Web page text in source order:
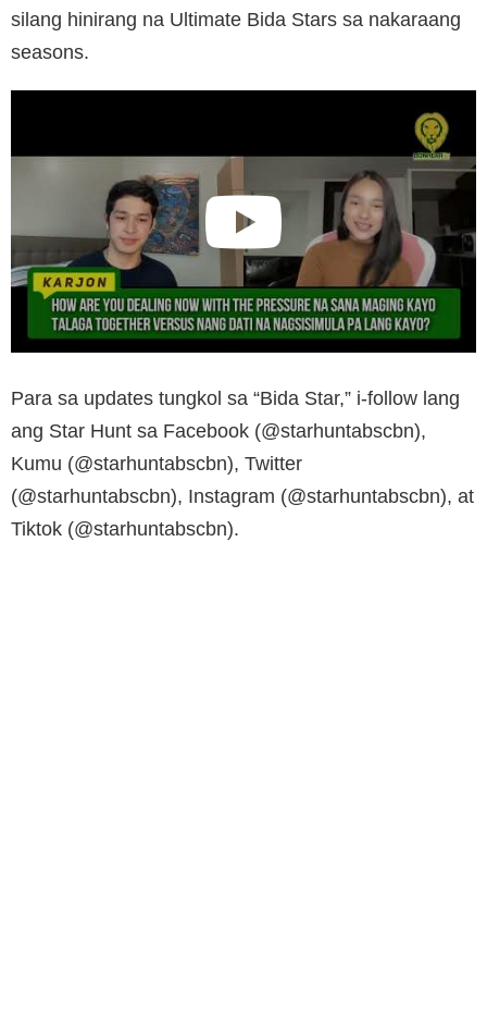
silang hinirang na Ultimate Bida Stars sa nakaraang
seasons.
Para sa updates tungkol sa “Bida Star,” i-follow lang
ang Star Hunt sa Facebook (@starhuntabscbn),
Kumu (@starhuntabscbn), Twitter
(@starhuntabscbn), Instagram (@starhuntabscbn), at
Tiktok (@starhuntabscbn).